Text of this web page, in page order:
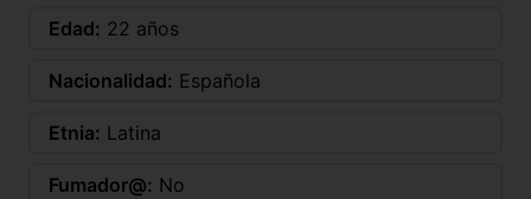
Edad: 22 años
Nacionalidad: Española
Etnia: Latina
Fumador@: No